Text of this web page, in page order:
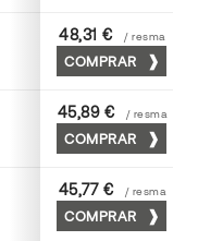
52 x 70
48,31 € / resma
COMPRAR
52 x 70
45,89 € / resma
COMPRAR
45 x 64
45,77 € / resma
COMPRAR